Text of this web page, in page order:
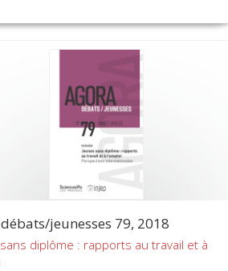
jeunesses 79, 2018
diplôme : rapports au travail et à